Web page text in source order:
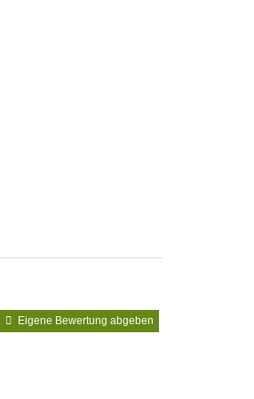
Eigene Bewertung abgeben